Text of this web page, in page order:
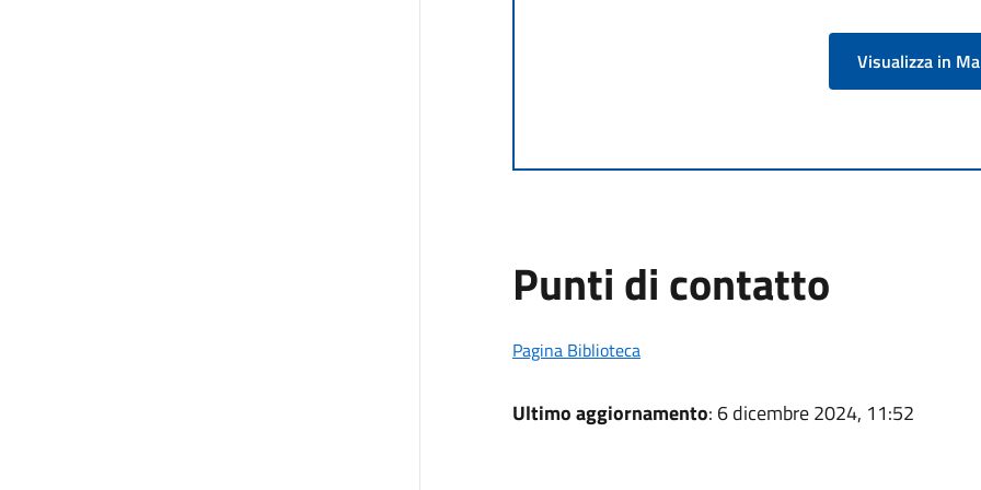
Visualizza in
Punti di contatto
Pagina Biblioteca
Ultimo aggiornamento: 6 dicembre 2024, 11:52